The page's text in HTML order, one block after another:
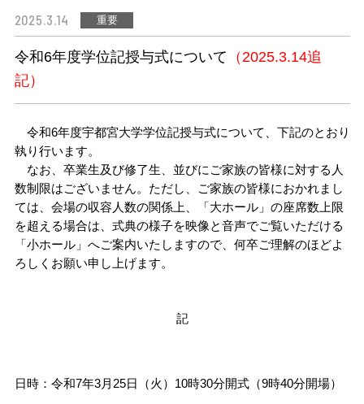
学長室から
宇都宮大学の理念と
宇大スピリット
ファクトブック（各種データ）
組織・役員
目標と計画
教育システム
授業案内（シラバス）
教員一覧
研究者情報検索
研究費
FDについて
地域社会連携
地域創生推進機構
自治体等との協定締結一覧
産学連携
TOP
大学との共同研究
研究者情報検索
知的財産活動について
国際交流
TOP
海外留学
海外渡航について
基金・ファンド
TOP
3C基金
キャンパスマップ
アクセスマップ
データサイエンス 経営学部
国際学部
共同教育学部
工学部
附属施設・組織
TOP
アドミッションセンター
情報通信基盤センター
留学生・国際交流センター
研究推進機構
TOP
バイオサイエンス教育研究センター
大学教育推進機構
TOP
地域創生推進機構
附属施設
宇都宮大学を活用
入学・留学・学びなおし
TOP
アドミッション・ポリシー
イベント情報
大学との連携
大学施設の利用
大学の施設の利用について
その他の施設案内
進学説明会・出前授業（高校生対象）
TOP
教員への講演依頼
研究者総覧
情報公開 資料請求
イベントカレンダー
入試情報
2025.3.14 重要
令和6年度学位記授与式について （2025.3.14追
記）
令和6年度宇都宮大学学位記授与式について、下記のとおり
執り行います。
なお、卒業生及び修了生、並びにご家族の皆様に対する人
数制限はございません。ただし、ご家族の皆様におかれまし
ては、会場の収容人数の関係上、「大ホール」の座席数上限
を超える場合は、式典の様子を映像と音声でご覧いただける
「小ホール」へご案内いたしますので、何卒ご理解のほどよ
ろしくお願い申し上げます。
記
日時：令和7年3月25日（火）10時30分開式（9時40分開場）